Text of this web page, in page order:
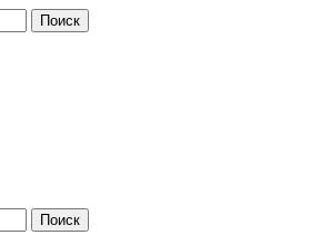
Поиск
Поиск